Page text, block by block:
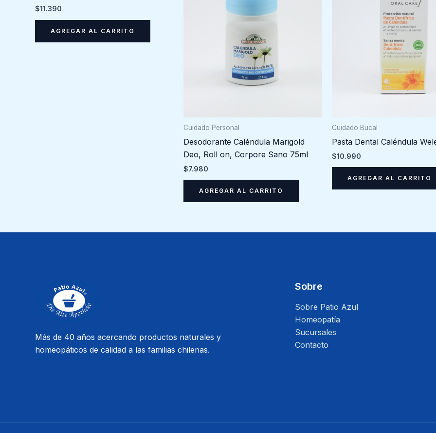
$11.390
AGREGAR AL CARRITO
Cuidado Personal
Desodorante Caléndula Marigold
Deo, Roll on, Corpore Sano 75ml
$7.980
AGREGAR AL CARRITO
Cuidado Bucal
Pasta Dental Caléndula
$10.990
AGREGAR AL CARRITO
Más de 40 años acercando productos naturales y
homeopáticos de calidad a las familias chilenas.
Sobre
Sobre Patio Azul
Homeopatía
Sucursales
Contacto